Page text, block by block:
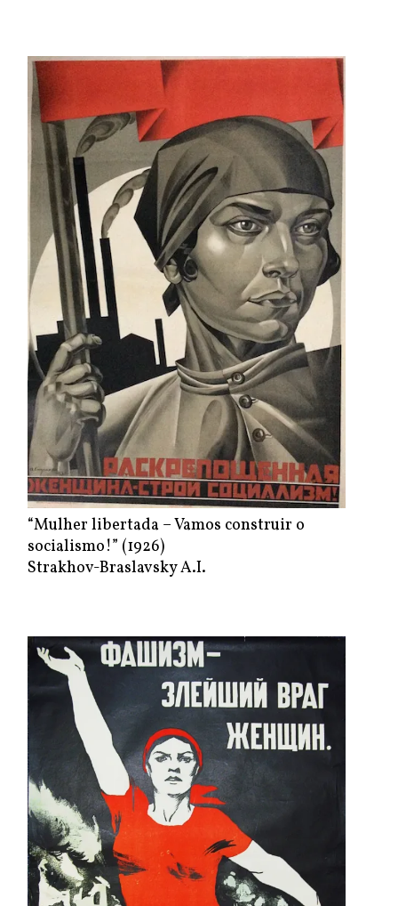
“Mulher libertada – Vamos construir o
socialismo!” (1926)
Strakhov-Braslavsky A.I.